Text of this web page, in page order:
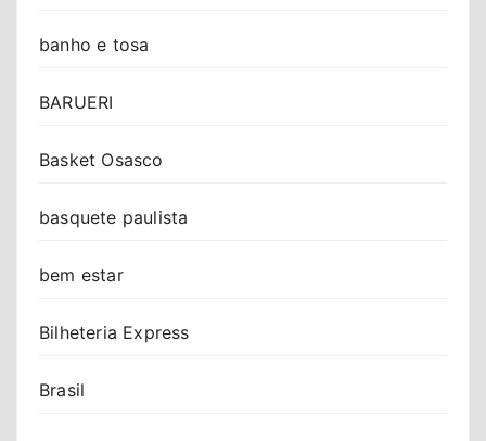
banho e tosa
BARUERI
Basket Osasco
basquete paulista
bem estar
Bilheteria Express
Brasil